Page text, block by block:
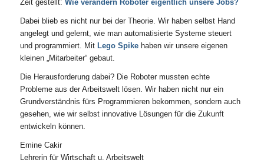
Zeit gestellt: Wie verändern Roboter eigentlich unsere Jobs?
​Dabei blieb es nicht nur bei der Theorie. Wir haben selbst Hand
angelegt und gelernt, wie man automatisierte Systeme steuert
und programmiert. Mit Lego Spike haben wir unsere eigenen
kleinen „Mitarbeiter“ gebaut.
​Die Herausforderung dabei? Die Roboter mussten echte
Probleme aus der Arbeitswelt lösen. Wir haben nicht nur ein
Grundverständnis fürs Programmieren bekommen, sondern auch
gesehen, wie wir selbst innovative Lösungen für die Zukunft
entwickeln können.
Emine Cakir
Lehrerin für Wirtschaft u. Arbeitswelt